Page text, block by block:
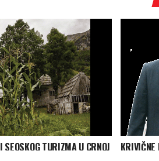
SEOSKOG TURIZMA U CRNOJ KRIVIČNE